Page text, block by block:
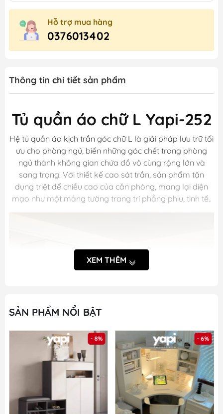
Hỗ trợ mua hàng
0376013402
Thông tin chi tiết sản phẩm
Tủ quần áo chữ L Yapi-252
Hệ tủ quần áo kịch trần góc chữ L là giải pháp lưu trữ tối
ưu cho phòng ngủ, biến những góc chết trong phòng
ngủ thành không gian chứa đồ vô cùng rộng lớn và
sang trọng. Với thiết kế cao sát trần, sản phẩm tận
dụng triệt để chiều cao của căn phòng, mang lại diện
mạo như một mảng tường trang trí phẳng phiu, tinh tế..
XEM THÊM
SẢN PHẨM NỔI BẬT
- 8% - 6%